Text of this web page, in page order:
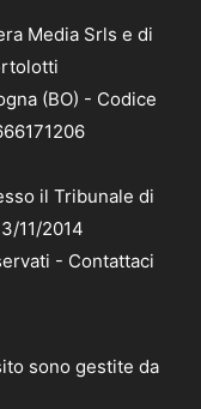
Media Srls e di
(BO) - Codice
il Tribunale di
11/2014
- Contattaci
sono gestite da